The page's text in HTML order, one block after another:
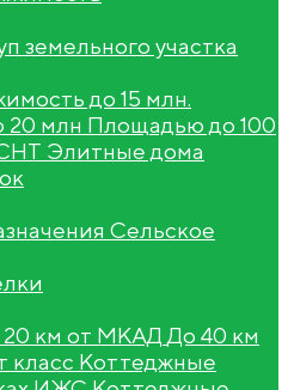
земельного участка
до 15 млн.
20 млн Площадью до 100
Элитные дома
Сельское
км от МКАД До 40 км
класс Коттеджные